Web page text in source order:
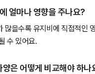
얼마나 영향을 주나요?
많을수록 유지비에 직접적인
수 있어요.
양은 어떻게 비교해야 하나